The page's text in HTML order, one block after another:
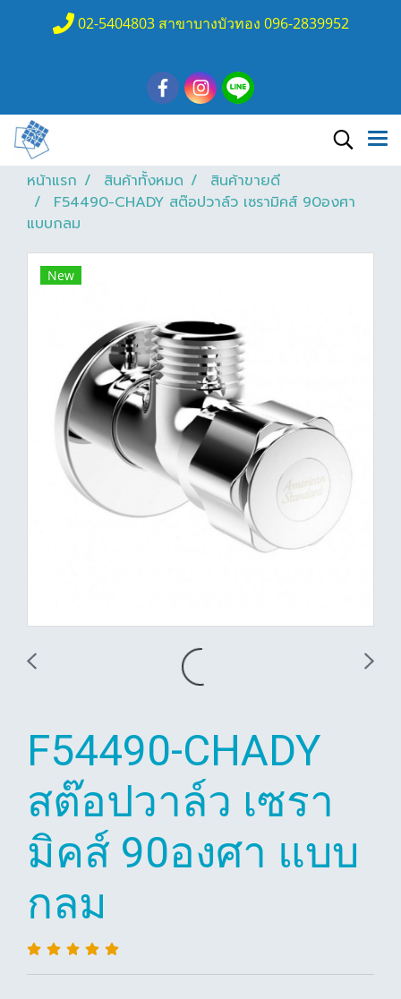
02-5404803 สาขาบางบัวทอง 096-2839952
หน้าแรก สินค้าทั้งหมด
สินค้าขายดี
F54490-CHADY สต๊อปวาล์ว เซรามิคส์ 90องศา
แบบกลม
New
F54490-CHADY
สต๊อปวาล์ว เซรา
มิคส์ 90องศา แบบ
กลม